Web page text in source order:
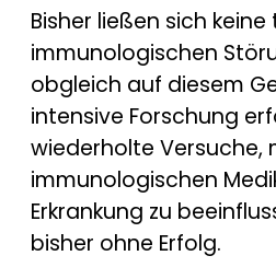
Bisher ließen sich
immunologischen
obgleich auf diesem
intensive Forschung
wiederholte Versuche,
immunologischen
Erkrankung zu
bisher ohne Erfolg.